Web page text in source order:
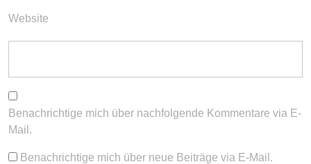
Website
Benachrichtige mich über nachfolgende Kommentare via E-
Mail.
Benachrichtige mich über neue Beiträge via E-Mail.